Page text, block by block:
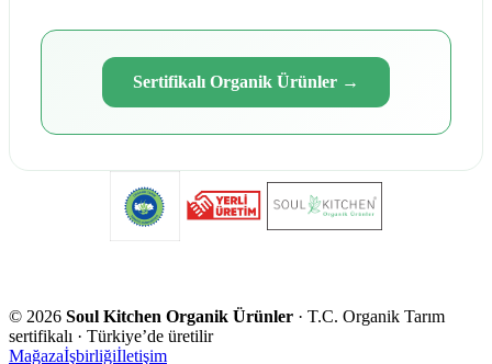
Sertifikalı Organik Ürünler →
© 2026 Soul Kitchen Organik Ürünler · T.C. Organik Tarım
sertifikalı · Türkiye’de üretilir
Mağazaİşbirliğiİletişim